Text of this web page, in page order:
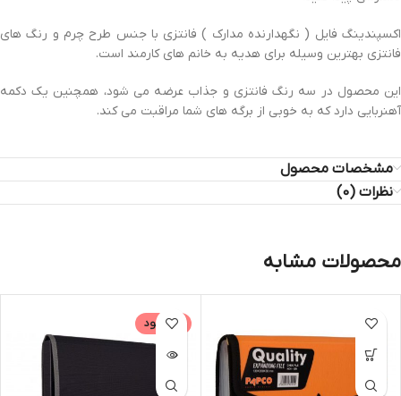
اکسپندینگ فایل ( نگهدارنده مدارک ) فانتزی با جنس طرح چرم و رنگ های
فانتزی بهترین وسیله برای هدیه به خانم های کارمند است.
این محصول در سه رنگ فانتزی و جذاب عرضه می شود، همچنین یک دکمه
آهنربایی دارد که به خوبی از برگه های شما مراقبت می کند.
مشخصات محصول
نظرات (0)
محصولات مشابه
ناموجود